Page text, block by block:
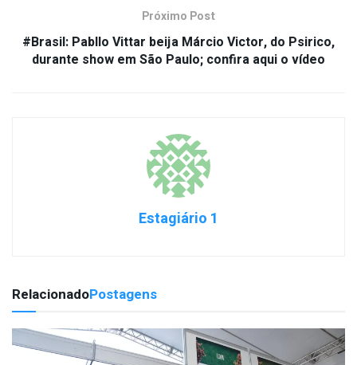
Próximo Post
#Brasil: Pabllo Vittar beija Márcio Victor, do Psirico,
durante show em São Paulo; confira aqui o vídeo
Estagiário 1
RelacionadoPostagens